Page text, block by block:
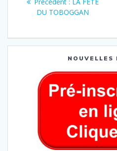
DU TOBOGGAN
NOUVELLES